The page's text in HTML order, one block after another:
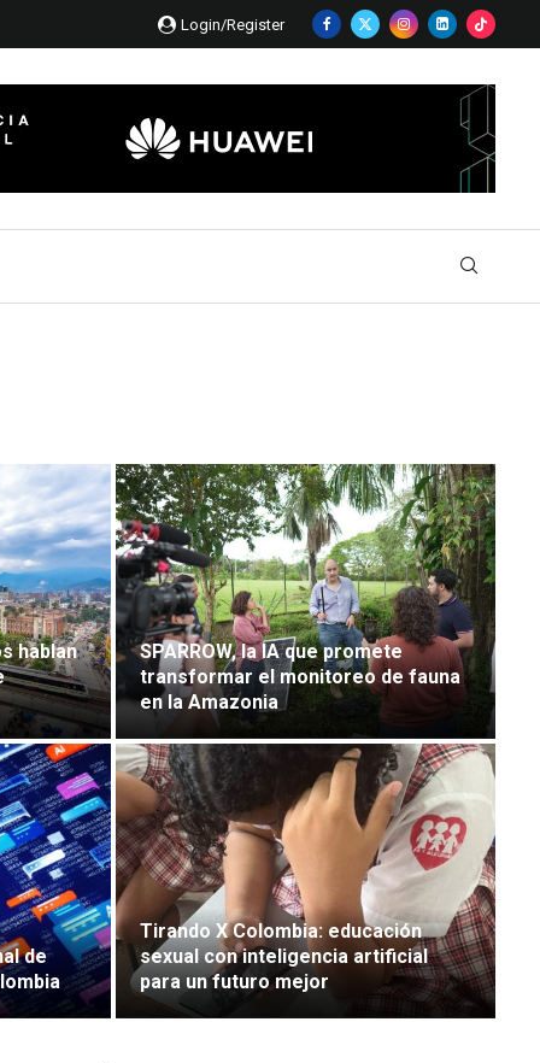
Login/Register
hablan
SPARROW, la IA que promete
transformar el monitoreo de fauna
en la Amazonia
de
Tirando X Colombia: educación
sexual con inteligencia artificial
para un futuro mejor